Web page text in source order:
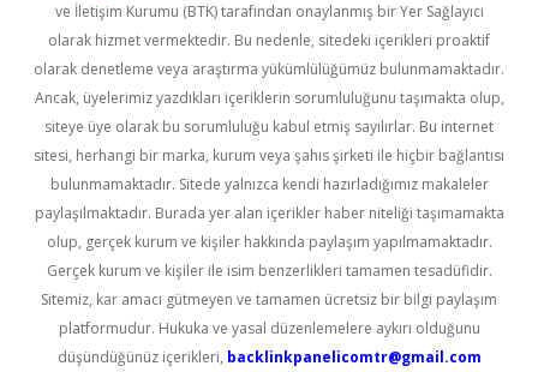
ve İletişim Kurumu (BTK) tarafından onaylanmış bir Yer Sağlayıcı
olarak hizmet vermektedir. Bu nedenle, sitedeki içerikleri proaktif
olarak denetleme veya araştırma yükümlülüğümüz bulunmamaktadır.
Ancak, üyelerimiz yazdıkları içeriklerin sorumluluğunu taşımakta olup,
siteye üye olarak bu sorumluluğu kabul etmiş sayılırlar. Bu internet
sitesi, herhangi bir marka, kurum veya şahıs şirketi ile hiçbir bağlantısı
bulunmamaktadır. Sitede yalnızca kendi hazırladığımız makaleler
paylaşılmaktadır. Burada yer alan içerikler haber niteliği taşımamakta
olup, gerçek kurum ve kişiler hakkında paylaşım yapılmamaktadır.
Gerçek kurum ve kişiler ile isim benzerlikleri tamamen tesadüfidir.
Sitemiz, kar amacı gütmeyen ve tamamen ücretsiz bir bilgi paylaşım
platformudur. Hukuka ve yasal düzenlemelere aykırı olduğunu
düşündüğünüz içerikleri, backlinkpanelicomtr@gmail.com